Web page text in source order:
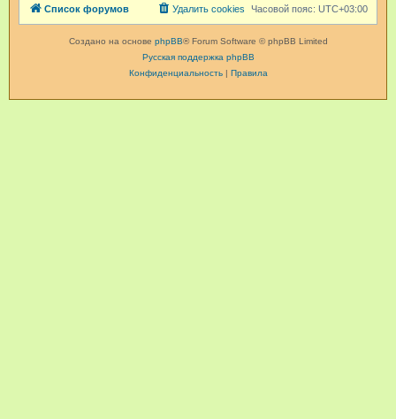
Список форумов Часовой пояс: UTC+03:00
Удалить cookies
Создано на основе phpBB® Forum Software © phpBB Limited
Русская поддержка phpBB
Конфиденциальность| Правила